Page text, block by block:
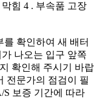
힘 4 . 부속품 고장
확인하여 새 배터
나오는 입구 앞쪽
확인해 주시기 바랍
전문가의 점검이 필
S 보증 기간에 따라